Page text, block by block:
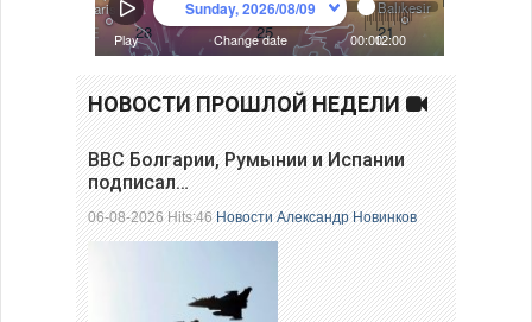
НОВОСТИ ПРОШЛОЙ НЕДЕЛИ
ВВС Болгарии, Румынии и Испании
подписал…
06-08-2026 Hits:46Новости Александр Новинков